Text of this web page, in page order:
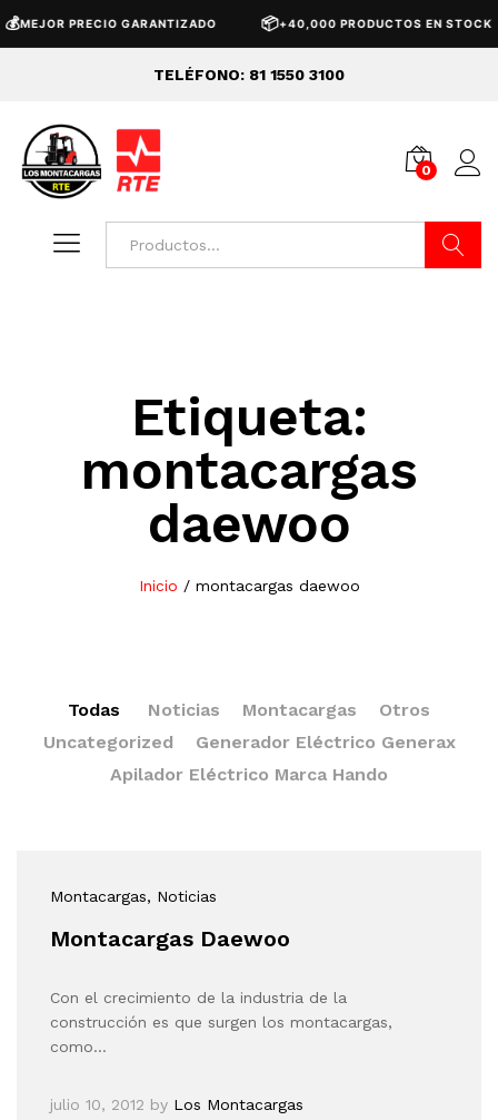
MEJOR PRECIO GARANTIZADO 📦+40,000 PRODUCTOS EN STOCK
TELÉFONO: 81 1550 3100
0
Etiqueta:
montacargas
daewoo
Inicio / montacargas daewoo
Todas Noticias Montacargas
Otros
Uncategorized
Generador Eléctrico Generax
Apilador Eléctrico Marca Hando
Montacargas, Noticias
Montacargas Daewoo
Con el crecimiento de la industria de la
construcción es que surgen los montacargas,
como…
julio 10, 2012 by Los Montacargas